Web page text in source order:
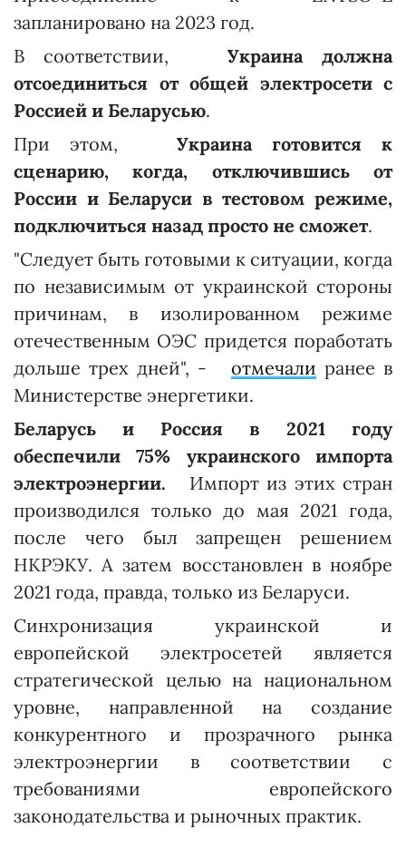
запланировано на 2023 год.
В соответствии, Украина должна
отсоединиться от общей электросети с
Россией и Беларусью.
При этом,Украина готовится к
сценарию, когда, отключившись от
России и Беларуси в тестовом режиме,
подключиться назад просто не сможет.
"Следует быть готовыми к ситуации, когда
по независимым от украинской стороны
причинам, в изолированном режиме
отечественным ОЭС придется поработать
дольше трех дней", - отмечали ранее в
Министерстве энергетики.
Беларусь и Россия в 2021 году
обеспечили 75% украинского импорта
электроэнергии. Импорт из этих стран
производился только до мая 2021 года,
после чего был запрещен решением
НКРЭКУ. А затем восстановлен в ноябре
2021 года, правда, только из Беларуси.
Синхронизация украинской и
европейской электросетей является
стратегической целью на национальном
уровне, направленной на создание
конкурентного и прозрачного рынка
электроэнергии в соответствии с
требованиями европейского
законодательства и рыночных практик.